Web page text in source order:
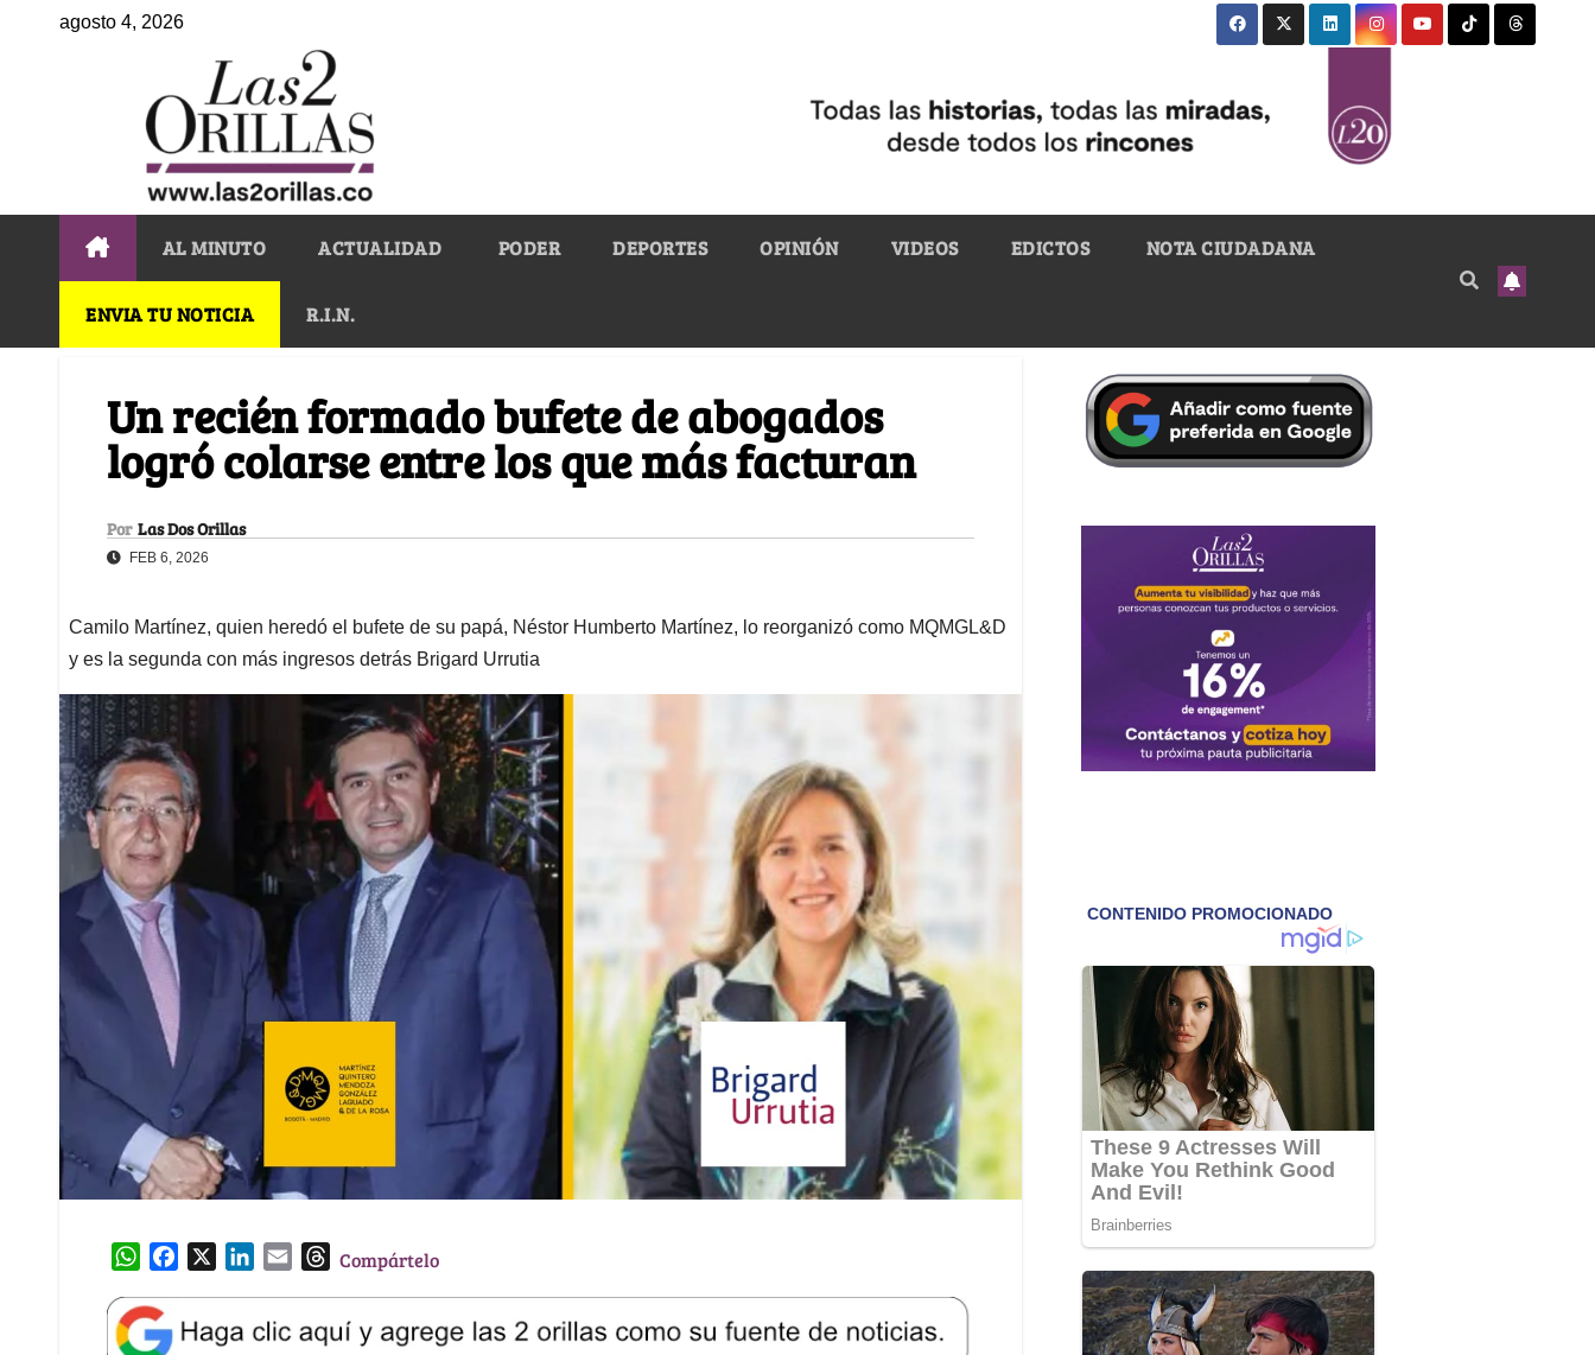
agosto 4, 2026
AL MINUTO ACTUALIDAD PODER DEPORTES OPINIÓN VIDEOS EDICTOS NOTA CIUDADANA
ENVIA TU NOTICIA R.I.N.
Un recién formado bufete de abogados
logró colarse entre los que más facturan
Por Las Dos Orillas
FEB 6, 2026
Camilo Martínez, quien heredó el bufete de su papá, Néstor Humberto Martínez, lo reorganizó como MQMGL&D
y es la segunda con más ingresos detrás Brigard Urrutia
W
a
t
e
k
T
e
Compártelo